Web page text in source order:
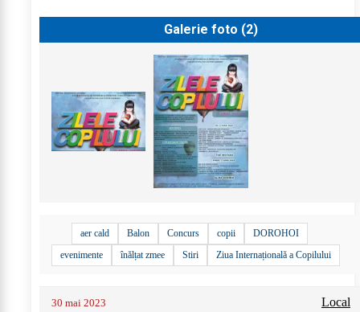
Galerie foto (2)
aer cald Balon Concurs copii
DOROHOI
evenimente
înălțat zmee Stiri Ziua Internațională a Copilului
30 mai 2023 Local